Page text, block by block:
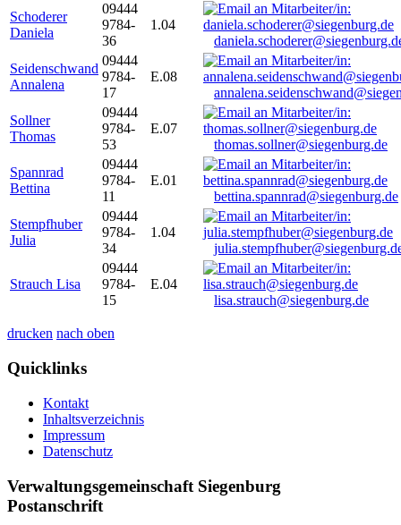
Schoderer
Daniela
09444
9784-
36
1.04
Seidenschwand
Annalena
09444
9784-
17
E.08
Sollner
Thomas
09444
9784-
53
E.07
thomas.sollner@siegenburg.de
Spannrad
Bettina
09444
9784-
11
E.01
bettina.spannrad@siegenburg.de
Stempfhuber
Julia
09444
9784-
34
1.04
Strauch Lisa
09444
9784-
15
E.04
lisa.strauch@siegenburg.de
drucken nach oben
Quicklinks
Kontakt
Inhaltsverzeichnis
Impressum
Datenschutz
Verwaltungsgemeinschaft Siegenburg
Postanschrift